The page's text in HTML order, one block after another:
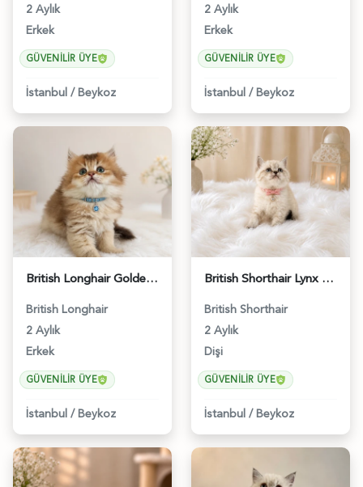
2 Aylık
Erkek
GÜVENILIR ÜYE
İstanbul / Beykoz
2 Aylık
Erkek
GÜVENILIR ÜYE
İstanbul / Beykoz
British Longhair Golden Ny12 Erkek Yavrumuz - 5151
British Longhair
2 Aylık
Erkek
GÜVENILIR ÜYE
İstanbul / Beykoz
British Shorthair Lynx Point Güzel Kızımız - 4640
British Shorthair
2 Aylık
Dişi
GÜVENILIR ÜYE
İstanbul / Beykoz